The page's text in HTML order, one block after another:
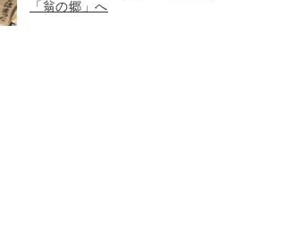
「翁の郷」へ